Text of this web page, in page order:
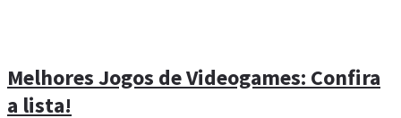
Melhores Jogos de Videogames: Confira
a lista!